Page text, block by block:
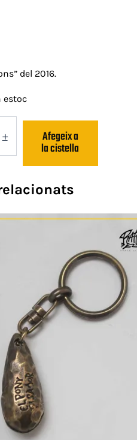
del 2016.
estoc
+ Afegeix a
la cistella